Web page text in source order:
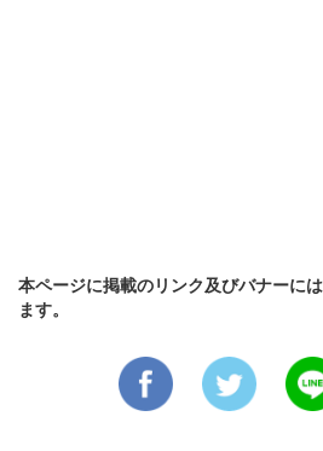
本ページに掲載のリンク及びバナーに
ます。